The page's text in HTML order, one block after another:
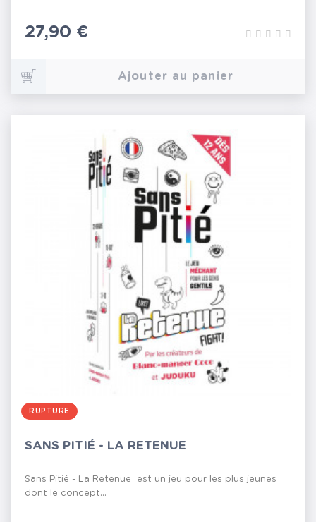
Prix
27,90 €
Ajouter au panier
RUPTURE
SANS PITIÉ - LA RETENUE
Sans Pitié - La Retenue est un jeu pour les plus jeunes
dont le concept...